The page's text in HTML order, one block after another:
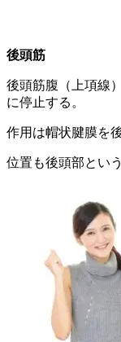
後頭筋
後頭筋腹（上項線
に停止する。
作用は帽状腱膜を
位置も後頭部とい